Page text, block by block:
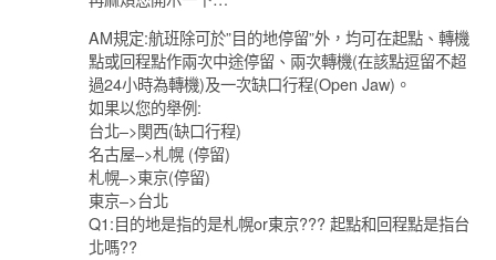
AM規定:航班除可於”目的地停留”外，均可在起點、轉機
點或回程點作兩次中途停留、兩次轉機(在該點逗留不超
過24小時為轉機)及一次缺口行程(Open Jaw)。
如果以您的舉例:
台北–>関西(缺口行程)
名古屋–>札幌 (停留)
札幌–>東京(停留)
東京–>台北
Q1:目的地是指的是札幌or東京??? 起點和回程點是指台
北嗎??